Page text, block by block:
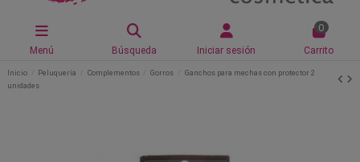
Menú Búsqueda Iniciar sesión
0
Carrito
Inicio Peluquería Complementos Gorros
Ganchos para mechas con protector 2
unidades